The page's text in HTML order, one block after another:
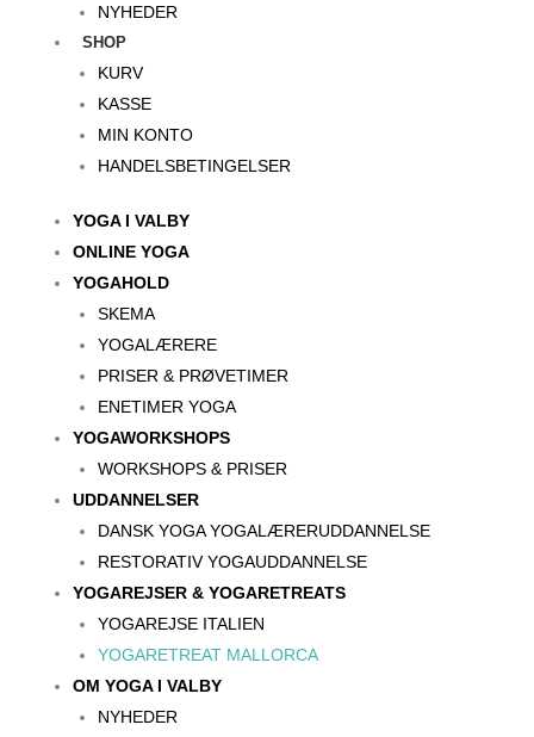
NYHEDER
SHOP
KURV
KASSE
MIN KONTO
HANDELSBETINGELSER
YOGA I VALBY
ONLINE YOGA
YOGAHOLD
SKEMA
YOGALÆRERE
PRISER & PRØVETIMER
ENETIMER YOGA
YOGAWORKSHOPS
WORKSHOPS & PRISER
UDDANNELSER
DANSK YOGA YOGALÆRERUDDANNELSE
RESTORATIV YOGAUDDANNELSE
YOGAREJSER & YOGARETREATS
YOGAREJSE ITALIEN
YOGARETREAT MALLORCA
OM YOGA I VALBY
NYHEDER